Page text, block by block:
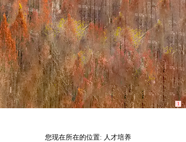
1
您现在所在的位置: 人才培养